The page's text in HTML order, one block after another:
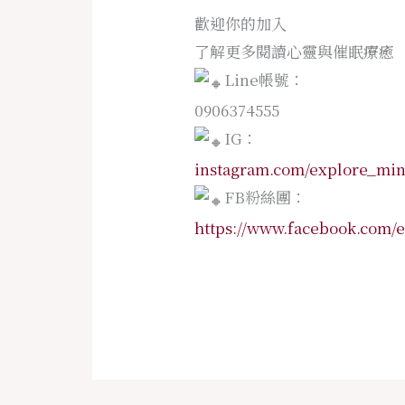
歡迎你的加入
了解更多閱讀心靈與催眠療癒
Line帳號：
0906374555
IG：
instagram.com/
FB粉絲團 ：
https://www.facebook.com/